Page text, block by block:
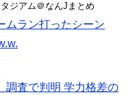
ジアム＠なんJまとめ
ムラン打ったシーン
調査で判明 学力格差の